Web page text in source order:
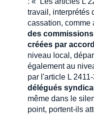
travail, interprétés
cassation, comme
des
créées par
niveau local,
également au
par l'article L
délégués
même dans le
point, portent-ils